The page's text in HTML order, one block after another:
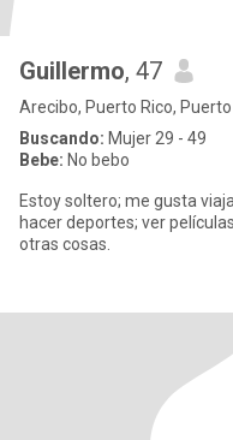
Guillermo, 47
Arecibo, Puerto Rico, Puerto
Buscando: Mujer 29 - 49
Bebe: No bebo
Estoy soltero; me gusta
hacer deportes; ver
otras cosas.